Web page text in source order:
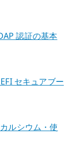
認証の基本
セキュアブー
ルシウム・使